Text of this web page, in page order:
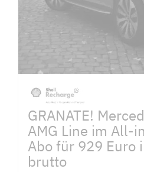
GRANATE!
AMG Line im All-
Abo für 929 Euro
brutto